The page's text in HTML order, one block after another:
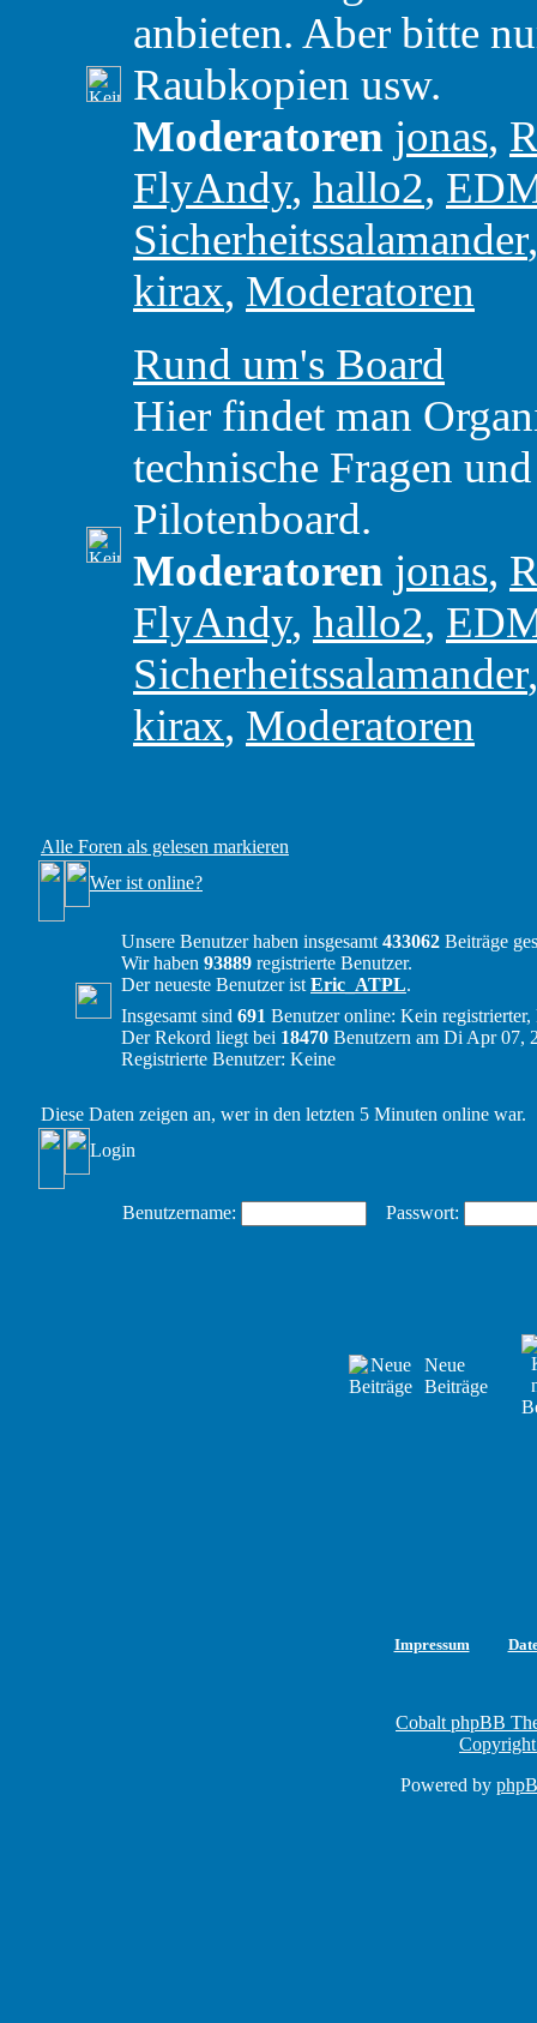
anbieten. Aber bitte
Raubkopien usw.
Moderatoren jonas,
FlyAndy, hallo2,
Sicherheitssalamander
kirax, Moderatoren
Rund um's Board
Hier findet man
technische Fragen
Pilotenboard.
Moderatoren jonas,
FlyAndy, hallo2,
Sicherheitssalamander
kirax, Moderatoren
Alle Foren als gelesen markieren
Wer ist online?
Unsere Benutzer haben insgesamt 433062 Beiträge
Wir haben 93889 registrierte Benutzer.
Der neueste Benutzer ist Eric_ATPL.
Insgesamt sind 691 Benutzer online: Kein
Der Rekord liegt bei 18470 Benutzern am Di Apr 07,
Registrierte Benutzer: Keine
Diese Daten zeigen an, wer in den letzten 5 Minuten online war.
Login
Benutzername: Passwort:
Neue
Beiträge
Impressum
Cobalt phpBB
Powered by